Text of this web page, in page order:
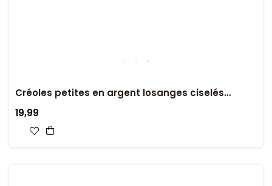
Créoles petites en argent losanges ciselés
biseautés
19,99